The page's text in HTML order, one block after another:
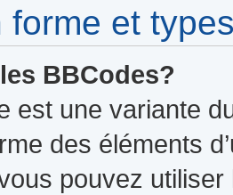
forme et
BBCodes?
est une variante
des éléments
pouvez